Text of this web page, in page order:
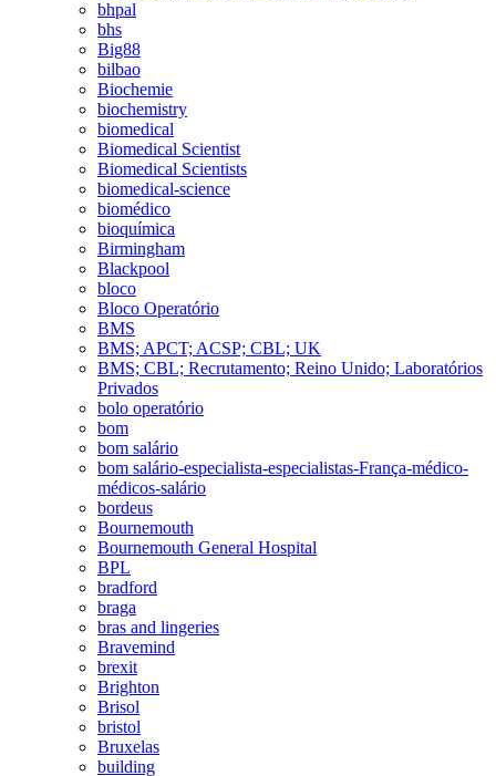
bhpal
bhs
Big88
bilbao
Biochemie
biochemistry
biomedical
Biomedical Scientist
Biomedical Scientists
biomedical-science
biomédico
bioquímica
Birmingham
Blackpool
bloco
Bloco Operatório
BMS
BMS; APCT; ACSP; CBL; UK
BMS; CBL; Recrutamento; Reino Unido; Laboratórios
Privados
bolo operatório
bom
bom salário
bom salário-especialista-especialistas-França-médico-
médicos-salário
bordeus
Bournemouth
Bournemouth General Hospital
BPL
bradford
braga
bras and lingeries
Bravemind
brexit
Brighton
Brisol
bristol
Bruxelas
building